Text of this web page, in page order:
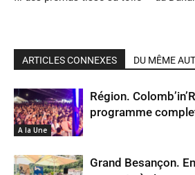
ARTICLES CONNEXES DU MÊME
A la Une
Région.
programme
Grand Besançon.